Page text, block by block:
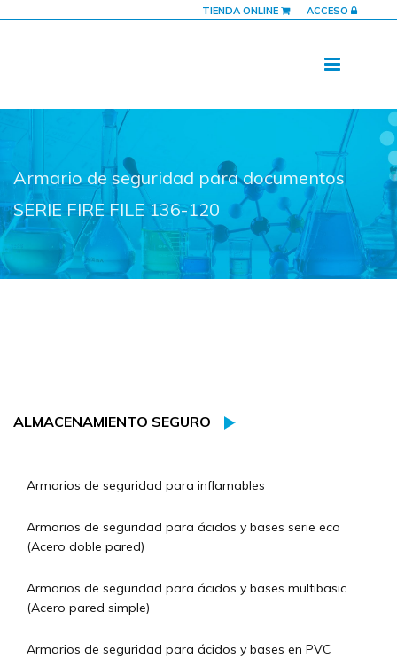
TIENDA ONLINE ACCESO
Armario de seguridad para documentos
SERIE FIRE FILE 136-120
ALMACENAMIENTO SEGURO
Armarios de seguridad para inflamables
Armarios de seguridad para ácidos y bases serie eco
(Acero doble pared)
Armarios de seguridad para ácidos y bases multibasic
(Acero pared simple)
Armarios de seguridad para ácidos y bases en PVC